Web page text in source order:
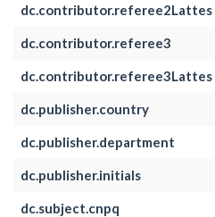
dc.contributor.referee2Lattes
dc.contributor.referee3
dc.contributor.referee3Lattes
dc.publisher.country
dc.publisher.department
dc.publisher.initials
dc.subject.cnpq